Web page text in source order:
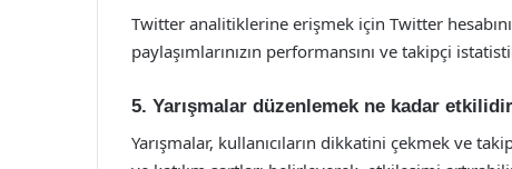
Twitter analitiklerine erişmek için Twitter
paylaşımlarınızın performansını ve takipçi
5. Yarışmalar düzenlemek ne kadar
Yarışmalar, kullanıcıların dikkatini çekmek ve